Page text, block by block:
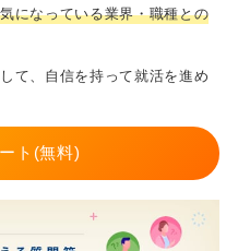
になっている業界・職種との
て、自信を持って就活を進め
ト(無料)